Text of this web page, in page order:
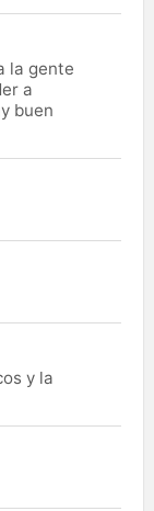
la gente
a
buen
y la